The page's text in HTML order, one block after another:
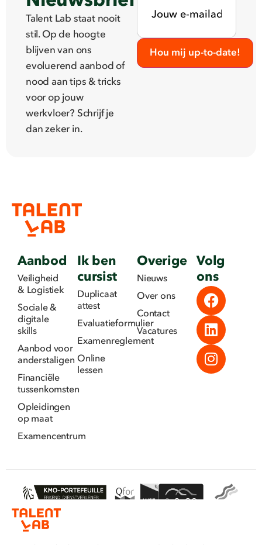
Talent Lab staat nooit
stil. Op de hoogte
blijven van ons
evoluerend aanbod of
nood aan tips & tricks
voor op jouw
werkvloer? Schrijf je
dan zeker in.
Hou mij up-to-date!
Aanbod
Veiligheid
& Logistiek
Sociale &
digitale
skills
Aanbod voor
anderstaligen
Financiële
tussenkomsten
Opleidingen
op maat
Examencentrum
Ik ben
cursist
Duplicaat
attest
Evaluatieformulier
Examenreglement
Online
lessen
Overige
Nieuws
Over ons
Contact
Vacatures
Volg
ons